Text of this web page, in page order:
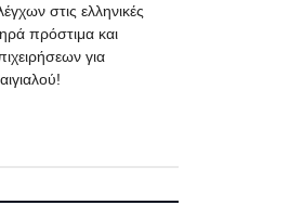
στις ελληνικές
πρόστιμα και
για